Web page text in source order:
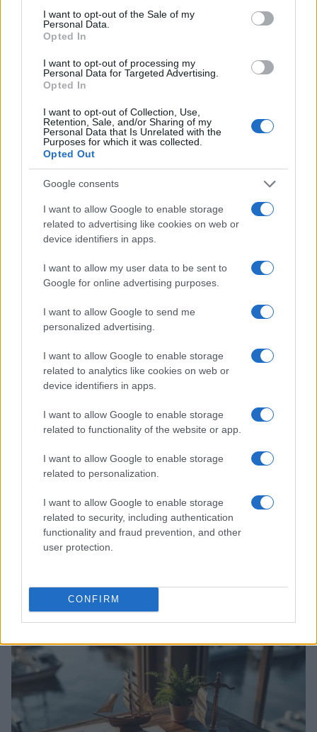
consent section.
I want to opt-out of the Sale of my
Personal Data.
Opted In
I want to opt-out of processing my
Personal Data for Targeted Advertising.
Opted In
I want to opt-out of Collection, Use,
Retention, Sale, and/or Sharing of my
Personal Data that Is Unrelated with the
Purposes for which it was collected.
Opted Out
Google consents
I want to allow Google to enable storage
related to advertising like cookies on web or
device identifiers in apps.
I want to allow my user data to be sent to
Google for online advertising purposes.
I want to allow Google to send me
personalized advertising.
I want to allow Google to enable storage
related to analytics like cookies on web or
device identifiers in apps.
I want to allow Google to enable storage
related to functionality of the website or app.
I want to allow Google to enable storage
related to personalization.
I want to allow Google to enable storage
related to security, including authentication
functionality and fraud prevention, and other
user protection.
CONFIRM
Continua a leggere
B2B NEWS
Ripensare le tecnologie umanitarie oltre i criteri dei
donatori
B2B NEWS
Linda Pellegrini · 7 Lug 2026